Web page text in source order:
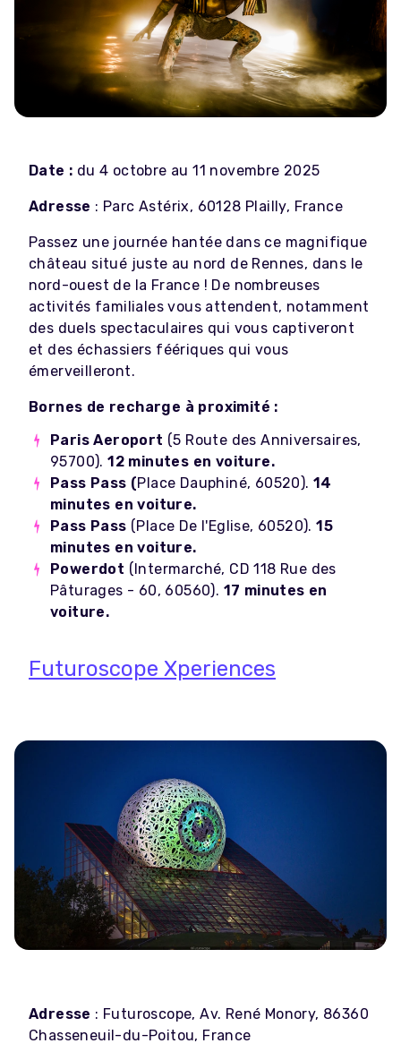
Date : du 4 octobre au 11 novembre 2025
Adresse : Parc Astérix, 60128 Plailly, France
Passez une journée hantée dans ce magnifique
château situé juste au nord de Rennes, dans le
nord-ouest de la France ! De nombreuses
activités familiales vous attendent, notamment
des duels spectaculaires qui vous captiveront
et des échassiers féériques qui vous
émerveilleront.
Bornes de recharge à proximité :
Paris Aeroport (5 Route des Anniversaires,
95700).12 minutes en voiture.
Pass Pass (Place Dauphiné, 60520).14
minutes en voiture.
Pass Pass (Place De l'Eglise, 60520).15
minutes en voiture.
Powerdot (Intermarché, CD 118 Rue des
Pâturages - 60, 60560). 17 minutes en
voiture.
Futuroscope Xperiences
Adresse : Futuroscope, Av. René Monory, 86360
Chasseneuil-du-Poitou, France